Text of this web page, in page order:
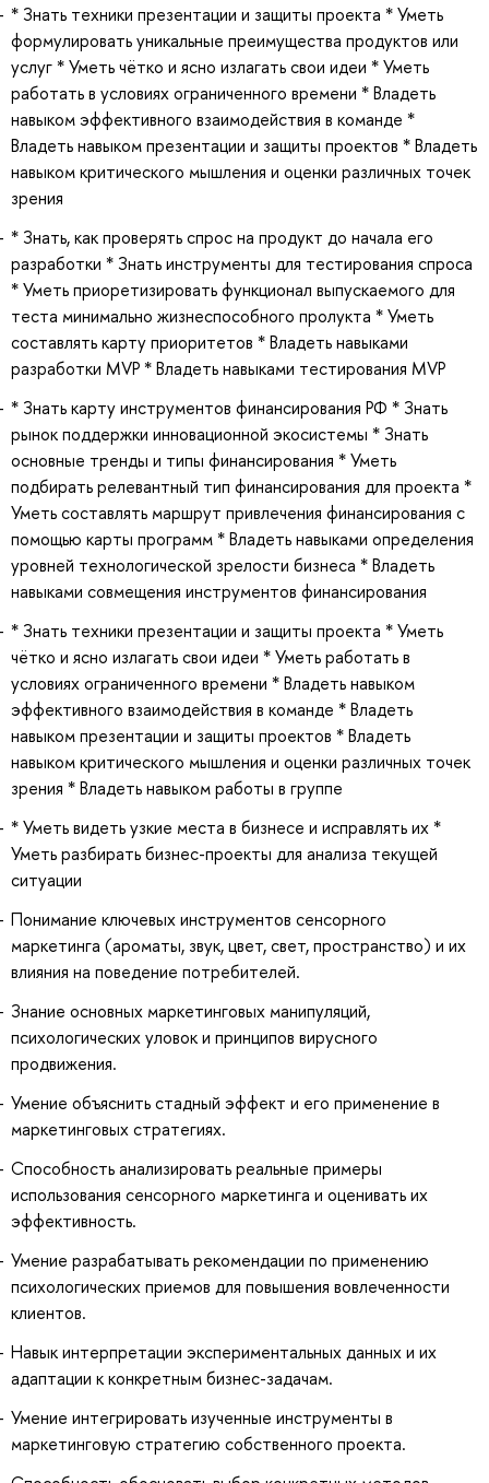
* Знать техники презентации и защиты проекта * Уметь
формулировать уникальные преимущества продуктов или
услуг * Уметь чётко и ясно излагать свои идеи * Уметь
работать в условиях ограниченного времени * Владеть
навыком эффективного взаимодействия в команде *
Владеть навыком презентации и защиты проектов * Владеть
навыком критического мышления и оценки различных точек
зрения
* Знать, как проверять спрос на продукт до начала его
разработки * Знать инструменты для тестирования спроса
* Уметь приоретизировать функционал выпускаемого для
теста минимально жизнеспособного пролукта * Уметь
составлять карту приоритетов * Владеть навыками
разработки MVP * Владеть навыками тестирования MVP
* Знать карту инструментов финансирования РФ * Знать
рынок поддержки инновационной экосистемы * Знать
основные тренды и типы финансирования * Уметь
подбирать релевантный тип финансирования для проекта *
Уметь составлять маршрут привлечения финансирования с
помощью карты программ * Владеть навыками определения
уровней технологической зрелости бизнеса * Владеть
навыками совмещения инструментов финансирования
* Знать техники презентации и защиты проекта * Уметь
чётко и ясно излагать свои идеи * Уметь работать в
условиях ограниченного времени * Владеть навыком
эффективного взаимодействия в команде * Владеть
навыком презентации и защиты проектов * Владеть
навыком критического мышления и оценки различных точек
зрения * Владеть навыком работы в группе
* Уметь видеть узкие места в бизнесе и исправлять их *
Уметь разбирать бизнес-проекты для анализа текущей
ситуации
Понимание ключевых инструментов сенсорного
маркетинга (ароматы, звук, цвет, свет, пространство) и их
влияния на поведение потребителей.
Знание основных маркетинговых манипуляций,
психологических уловок и принципов вирусного
продвижения.
Умение объяснить стадный эффект и его применение в
маркетинговых стратегиях.
Способность анализировать реальные примеры
использования сенсорного маркетинга и оценивать их
эффективность.
Умение разрабатывать рекомендации по применению
психологических приемов для повышения вовлеченности
клиентов.
Навык интерпретации экспериментальных данных и их
адаптации к конкретным бизнес-задачам.
Умение интегрировать изученные инструменты в
маркетинговую стратегию собственного проекта.